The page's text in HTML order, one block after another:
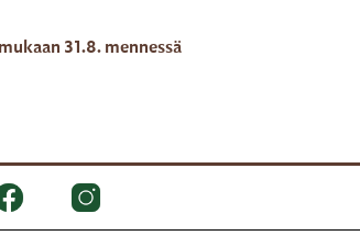
31.8. mennessä